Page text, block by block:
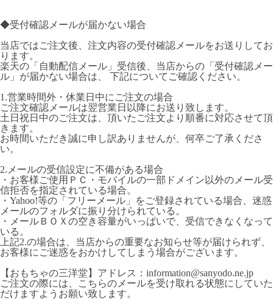
◆受付確認メールが届かない場合
当店ではご注文後、注文内容の受付確認メールをお送りしてお
ります。
楽天の「自動配信メール」受信後、当店からの「受付確認メー
ル」が届かない場合は、 下記についてご確認ください。
1.営業時間外・休業日中にご注文の場合
ご注文確認メールは翌営業日以降にお送り致します。
土日祝日中のご注文は、頂いたご注文より順番に対応させて頂
きます。
お時間いただき誠に申し訳ありませんが、何卒ご了承くださ
い。
2.メールの受信設定に不備がある場合
・お客様ご使用ＰＣ・モバイルの一部ドメイン以外のメール受
信拒否を指定されている場合。
・Yahoo!等の「フリーメール」をご登録されている場合、迷惑
メールのフォルダに振り分けられている。
・メールＢＯＸの空き容量がいっぱいで、受信できなくなって
いる。
上記2.の場合は、当店からの重要なお知らせ等が届けられず、
お客様にご迷惑をおかけしてしまう場合がございます。
【おもちゃの三洋堂】アドレス：information@sanyodo.ne.jp
ご注文の際には、こちらのメールを受け取れる状態にしていた
だけますようお願い致します。